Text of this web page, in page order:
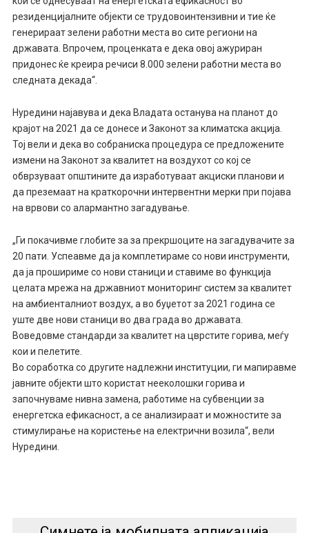
резиденцијалните објекти се трудовоинтензивни и тие ќе
генерираат зелени работни места во сите региони на
државата. Впрочем, проценката е дека овој ажуриран
придонес ќе креира речиси 8.000 зелени работни места во
следната декада“.
Нуредини најавува и дека Владата останува на планот до
крајот на 2021 да се донесе и Законот за климатска акција.
Тој вели и дека во собраниска процедура се предложените
измени на Законот за квалитет на воздухот со кој се
обврзуваат општините да изработуваат акциски планови и
да преземаат на краткорочни интервентни мерки при појава
на врвови со алармантно загадување.
„Ги покачивме глобите за за прекршоците на загадувачите за
20 пати. Успеавме да ја комплетираме со нови инструменти,
да ја прошириме со нови станици и ставиме во функција
целата мрежа на државниот мониторинг систем за квалитет
на амбиенталниот воздух, а во буџетот за 2021 година се
уште две нови станици во два града во државата.
Воведовме стандарди за квалитет на цврстите горива, меѓу
кои и пелетите.
Во соработка со другите надлежни институции, ги мапиравме
јавните објекти што користат нееколошки горива и
започнуваме нивна замена, работиме на субвенции за
енергетска ефикасност, а се анализираат и можностите за
стимулирање на користење на електрични возила“, вели
Нуредини.